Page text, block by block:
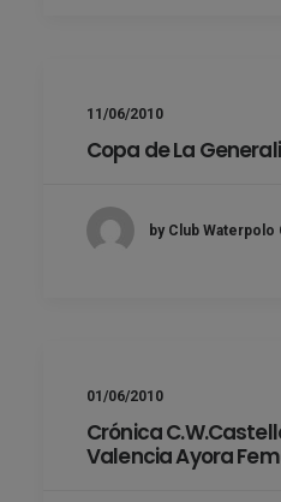
11/06/2010
Copa de La
by Club Waterpolo
01/06/2010
Crónica
Valencia Ayora